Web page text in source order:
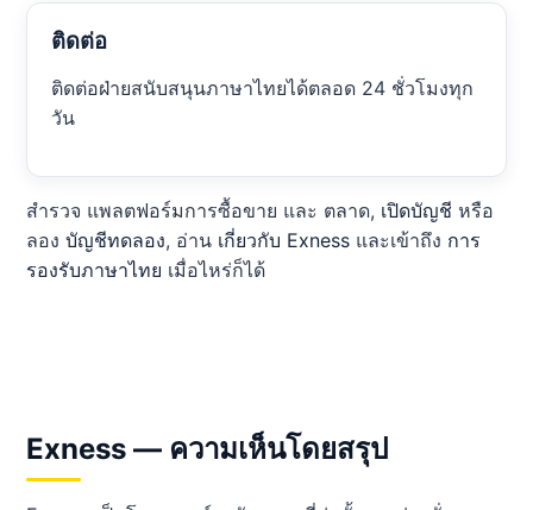
ติดต่อ
ติดต่อฝ่ายสนับสนุนภาษาไทยได้ตลอด 24 ชั่วโมงทุก
วัน
สำรวจ แพลตฟอร์มการซื้อขาย และ ตลาด, เปิดบัญชี หรือ
ลอง บัญชีทดลอง, อ่าน เกี่ยวกับ Exness และเข้าถึง การ
รองรับภาษาไทย เมื่อไหร่ก็ได้
Exness — ความเห็นโดยสรุป